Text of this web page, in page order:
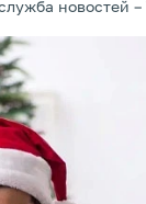
новостей